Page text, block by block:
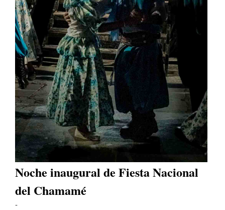
Noche inaugural de Fiesta Nacional
del Chamamé
-